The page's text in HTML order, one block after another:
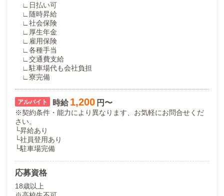
∟日払い可
∟随時昇給
∟社会保険
∟厚生年金
∟雇用保険
∟各種手当
∟交通費支給
∟駐車場代も会社負担
∟寮完備
時給 1,200 円〜
※契約条件・能力により異なります、お気軽にお問合せくだ
さい。
└昇給あり
└社員登用あり
└駐車場完備
応募資格
18歳以上